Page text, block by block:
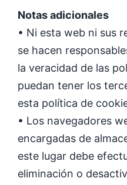
Notas adicionales
• Ni esta web ni sus
se hacen
la veracidad de las
puedan tener los
esta política de
• Los navegadores
encargadas de
este lugar debe
eliminación o